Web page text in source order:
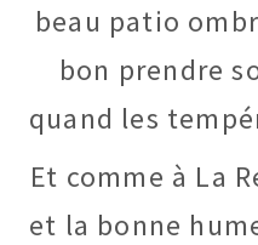
beau patio
bon prendre
quand les
Et comme à La
et la bonne